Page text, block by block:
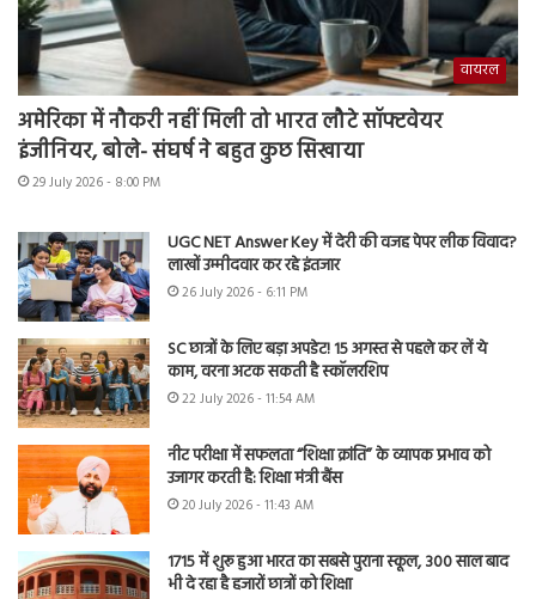
वायरल
अमेरिका में नौकरी नहीं मिली तो भारत लौटे सॉफ्टवेयर
इंजीनियर, बोले- संघर्ष ने बहुत कुछ सिखाया
29 July 2026 - 8:00 PM
UGC NET Answer Key में देरी की वजह पेपर लीक विवाद?
लाखों उम्मीदवार कर रहे इंतजार
26 July 2026 - 6:11 PM
SC छात्रों के लिए बड़ा अपडेट! 15 अगस्त से पहले कर लें ये
काम, वरना अटक सकती है स्कॉलरशिप
22 July 2026 - 11:54 AM
नीट परीक्षा में सफलता “शिक्षा क्रांति” के व्यापक प्रभाव को
उजागर करती है: शिक्षा मंत्री बैंस
20 July 2026 - 11:43 AM
1715 में शुरू हुआ भारत का सबसे पुराना स्कूल, 300 साल बाद
भी दे रहा है हजारों छात्रों को शिक्षा